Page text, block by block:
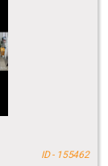
ID - 155462